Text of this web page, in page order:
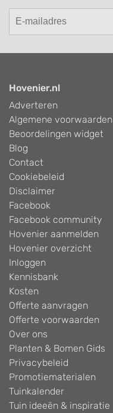
Hovenier.nl
Adverteren
Algemene voorwaarden
Beoordelingen widget
Blog
Contact
Cookiebeleid
Disclaimer
Facebook
Facebook community
Hovenier aanmelden
Hovenier overzicht
Inloggen
Kennisbank
Kosten
Offerte aanvragen
Offerte voorwaarden
Over ons
Planten & Bomen Gids
Privacybeleid
Promotiematerialen
Tuinkalender
Tuin ideeën & inspiratie